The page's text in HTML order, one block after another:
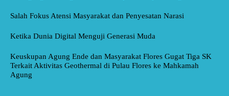
Salah Fokus Atensi Masyarakat dan Penyesatan Narasi
Ketika Dunia Digital Menguji Generasi Muda
Keuskupan Agung Ende dan Masyarakat Flores Gugat Tiga SK
Terkait Aktivitas Geothermal di Pulau Flores ke Mahkamah
Agung